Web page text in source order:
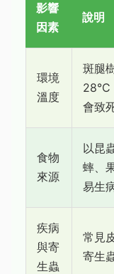
影響
因素
說明
環境
溫度
斑腿
28°C
會致
食物
來源
以昆
蟀、
易生
疾病
與寄
生蟲
常見
寄生